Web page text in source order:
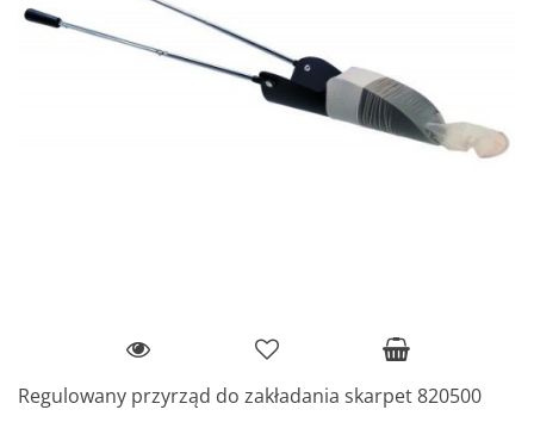
Regulowany przyrząd do zakładania skarpet 820500